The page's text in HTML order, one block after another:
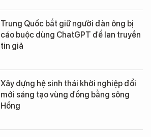
Trung Quốc bắt giữ người đàn ông bị
cáo buộc dùng ChatGPT để lan truyền
tin giả
Xây dựng hệ sinh thái khởi nghiệp đổi
mới sáng tạo vùng đồng bằng sông
Hồng